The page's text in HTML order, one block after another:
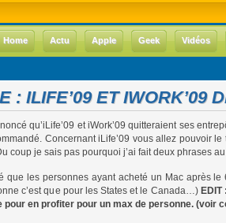
Home Actu Apple Geek Vidéos
: ILIFE’09 ET IWORK’09
qu’iLife’09 et iWork’09 quitteraient ses
Concernant iLife’09 vous allez pouvoir
coup je sais pas pourquoi j’ai fait deux phrases
que les personnes ayant acheté un Mac après
c’est que pour les States et le Canada…)
pour en profiter pour un max de personne. (voir